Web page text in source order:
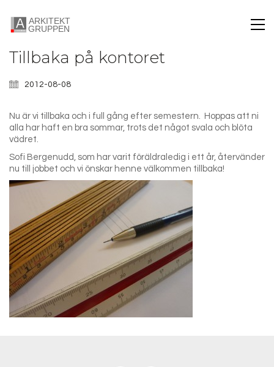
Tillbaka på kontoret
2012-08-08
Nu är vi tillbaka och i full gång efter semestern. Hoppas att ni
alla har haft en bra sommar, trots det något svala och blöta
vädret.
Sofi Bergenudd, som har varit föräldraledig i ett år, återvänder
nu till jobbet och vi önskar henne välkommen tillbaka!